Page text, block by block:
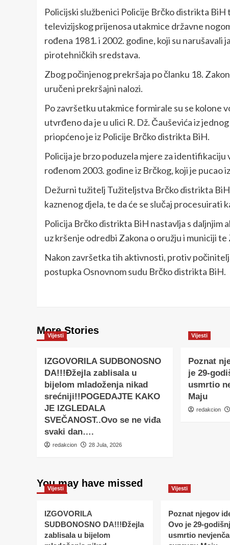
Policijski službenici Policije Brčko distrikta
televizijskog prijenosa utakmice državne
rođena 1981. i 2002. godine, koji su
pirotehničkih sredstava.
Zbog počinjenog prekršaja po članku 18.
uručeni prekršajni nalozi.
Po završetku utakmice formirale su se kolone
utvrđeno da je u ulici R. Dž. Čauševića iz
priopćeno je iz Policije Brčko distrikta BiH.
Policija je brzo poduzela mjere za
rođenom 2003. godine iz Brčkog, koji je pucao
Dežurni tužitelj Tužiteljstva Brčko distrikta
kaznenog djela, te da će se slučaj procesuirati
Policija Brčko distrikta BiH nastavlja s daljnjim
uz kršenje odredbi Zakona o oružju i municiji
Nakon završetka tih aktivnosti, protiv
postupka Osnovnom sudu Brčko distrikta BiH.
More Stories
Vijesti
IZGOVORILA SUDBONOSNO
DA!!!Đžejla zablisala u
bijelom mladoženja nikad
srećniji!!POGEDAJTE KAKO
JE IZGLEDALA
SVEČANOST..Ovo se ne viđa
svaki dan….
redakcion 28 Jula, 2026
Vijesti
Poznat
je 29-
usmrtio
Maju
redakcion
You may have missed
Vijesti
IZGOVORILA
SUDBONOSNO DA!!!Đžejla
zablisala u bijelom
Vijesti
Poznat njegov
Ovo je 29-
usmrtio